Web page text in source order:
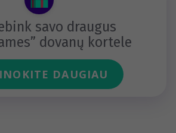
savo draugus
dovanų kortele
DAUGIAU